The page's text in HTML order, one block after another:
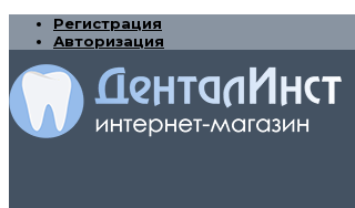
Регистрация
Авторизация